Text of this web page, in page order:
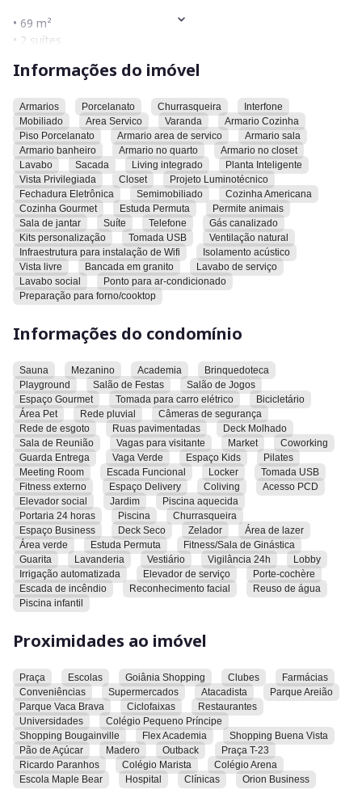
• 69 m²
• 2 suítes
• Sala integrada
• Varanda balcão
• Churrasqueira ecológica a carvão
• Completo em armários
• Bancada personalizada
• Projeto luminotécnico
• Tomada USB
• Andar Alto
• 1 vaga de garagem coberta
Lazer completo:
• Piscina coberta e aquecida
• Piscina infantil
• Academia
• Espaço fitness externo
• Salão de festas
• Lounge gourmet
• Terraço gourmet
• Pub e salão de jogos
• Brinquedoteca
• Playground
• Coworking
• Lavanderia compartilhada
• Bicicletário
• Alameda das Águas
• Espaços de convivência
• Lockers para encomendas
• Portaria com controle de acesso
Entre em contato e agende sua visita!
Informações do imóvel
Armarios Porcelanato Churrasqueira
Interfone
Mobiliado
Area Servico Varanda
Armario Cozinha
Piso Porcelanato
Armario area de servico
Armario sala
Armario banheiro
Armario no quarto
Armario no closet
Lavabo
Sacada Living integrado
Planta Inteligente
Vista Privilegiada
Closet
Projeto Luminotécnico
Fechadura Eletrônica
Semimobiliado
Cozinha Americana
Cozinha Gourmet
Estuda Permuta
Permite animais
Sala de jantar
Suíte Telefone
Gás canalizado
Kits personalização
Tomada USB
Ventilação natural
Infraestrutura para instalação de Wifi
Isolamento acústico
Vista livre
Bancada em granito
Lavabo de serviço
Lavabo social
Ponto para ar-condicionado
Preparação para forno/cooktop
Informações do condomínio
Sauna Mezanino Academia
Brinquedoteca
Playground
Salão de Festas
Salão de Jogos
Espaço Gourmet
Tomada para carro elétrico
Bicicletário
Área Pet
Rede pluvial
Câmeras de segurança
Rede de esgoto
Ruas pavimentadas
Deck Molhado
Sala de Reunião
Vagas para visitante Market
Coworking
Guarda Entrega
Vaga Verde Espaço Kids
Pilates
Meeting Room
Escada Funcional Locker
Tomada USB
Fitness externo
Espaço Delivery Coliving
Acesso PCD
Elevador social
Jardim
Piscina aquecida
Portaria 24 horas
Piscina
Churrasqueira
Espaço Business
Deck Seco Zelador
Área de lazer
Área verde
Estuda Permuta
Fitness/Sala de Ginástica
Guarita
Lavanderia Vestiário Vigilância 24h
Lobby
Irrigação automatizada
Elevador de serviço
Porte-cochère
Escada de incêndio
Reconhecimento facial
Reuso de água
Piscina infantil
Proximidades ao imóvel
Praça Escolas Goiânia Shopping Clubes
Farmácias
Conveniências
Supermercados Atacadista
Parque Areião
Parque Vaca Brava
Ciclofaixas
Restaurantes
Universidades
Colégio Pequeno Príncipe
Shopping Bougainville
Flex Academia
Shopping Buena Vista
Pão de Açúcar
Madero Outback
Praça T-23
Ricardo Paranhos
Colégio Marista
Colégio Arena
Escola Maple Bear
Hospital Clínicas Orion Business